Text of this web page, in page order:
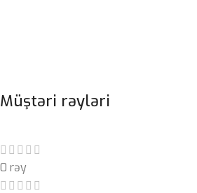
Müştəri rəyləri
0 rəy